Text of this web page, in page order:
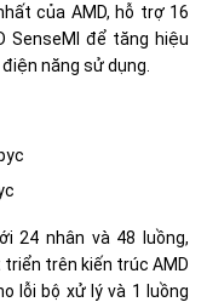
của AMD, hỗ trợ 16
SenseMI để tăng hiệu
năng sử dụng.
24 nhân và 48 luồng,
trên kiến trúc AMD
lỗi bộ xử lý và 1 luồng